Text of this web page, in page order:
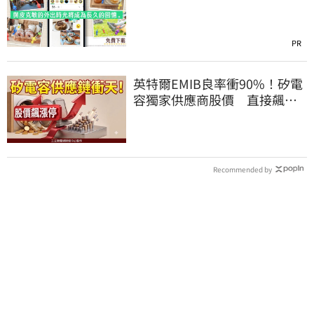
PR
英特爾EMIB良率衝90%！矽電
容獨家供應商股價 直接飆漲
Recommended by